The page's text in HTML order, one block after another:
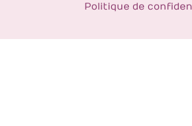
Politique de